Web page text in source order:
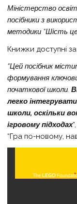
Міністерство
посібники з
методики “Шість
Книжки доступні
“Цей посібник
формування
початкової школи.
легко
школи, оскільки
ігровому підходах
“Гра по-новому,